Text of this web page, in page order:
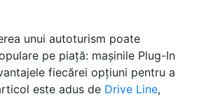
unui autoturism poate
pe piață: mașinile Plug-In
fiecărei opțiuni pentru a
este adus de Drive Line,